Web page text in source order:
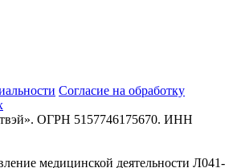
Согласие на обработку
ОГРН 5157746175670. ИНН
медицинской деятельности Л041-